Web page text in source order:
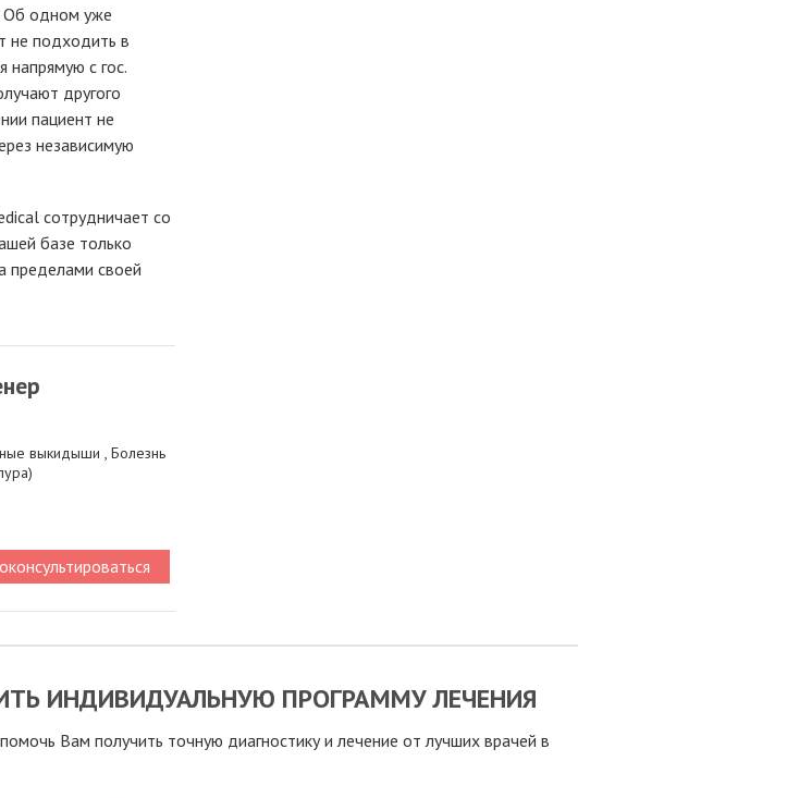
Об одном уже
не подходить в
напрямую с гос.
другого
пациент не
независимую
сотрудничает со
базе только
пределами своей
выкидыши , Болезнь
ИНДИВИДУАЛЬНУЮ ПРОГРАММУ ЛЕЧЕНИЯ
Вам получить точную диагностику и лечение от лучших врачей в